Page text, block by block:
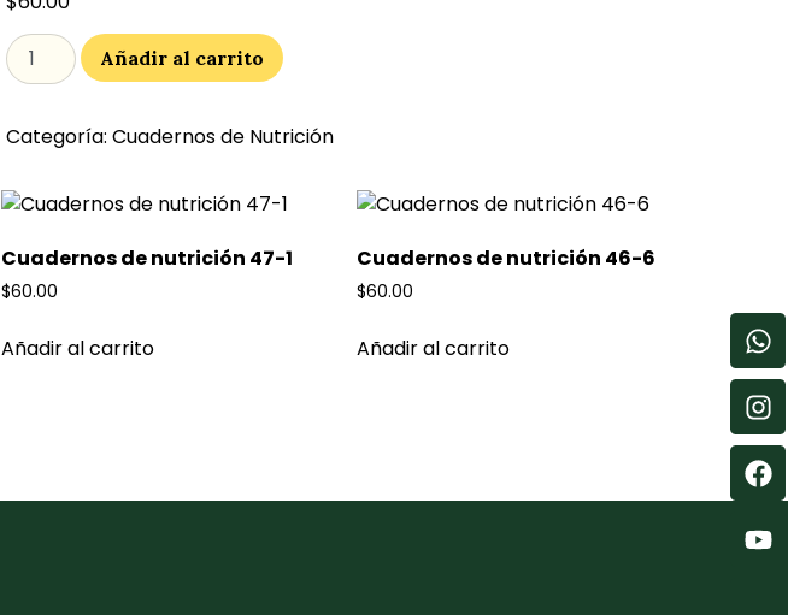
Añadir al carrito
Categoría: Cuadernos de Nutrición
Cuadernos de nutrición 47-1
$60.00
Añadir al carrito
Cuadernos de nutrición 46-6
$60.00
Añadir al carrito